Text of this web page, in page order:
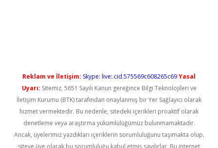
Reklam ve İletişim: Skype: live:.cid.575569c608265c69Yasal
Uyarı: Sitemiz, 5651 Sayılı Kanun gereğince Bilgi Teknolojileri ve
İletişim Kurumu (BTK) tarafından onaylanmış bir Yer Sağlayıcı olarak
hizmet vermektedir. Bu nedenle, sitedeki içerikleri proaktif olarak
denetleme veya araştırma yükümlülüğümüz bulunmamaktadır.
Ancak, üyelerimiz yazdıkları içeriklerin sorumluluğunu taşımakta olup,
siteye üye olarak bu sorumluluğu kabul etmiş sayılırlar. Bu internet